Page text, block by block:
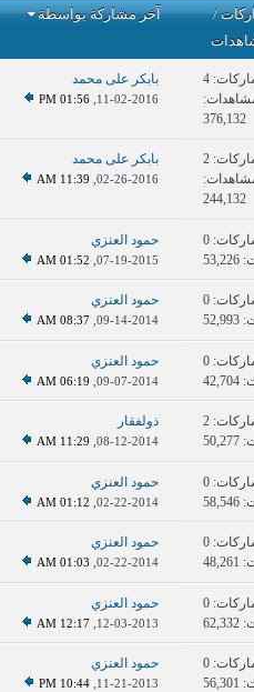
/
آخر مشاركة بواسطة
4
376,132
بابكر على محمد
11-02-2016,
01:56 PM
2
244,132
بابكر على محمد
02-26-2016,
11:39 AM
0
حمود العنزي
07-19-2015,
01:52 AM
0
حمود العنزي
09-14-2014,
08:37 AM
0
حمود العنزي
09-07-2014,
06:19 AM
2
ذولفقار
08-12-2014,
11:29 AM
0
حمود العنزي
02-22-2014,
01:12 AM
0
حمود العنزي
02-22-2014,
01:03 AM
0
حمود العنزي
12-03-2013,
12:17 AM
0
حمود العنزي
11-21-2013,
10:44 PM